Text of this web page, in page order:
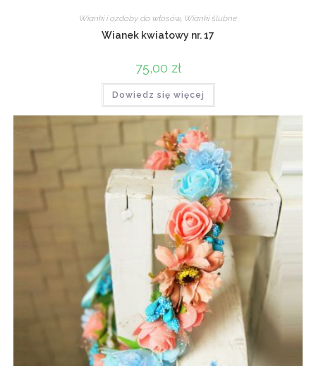
Wianki i ozdoby do włosów, Wianki ślubne
Wianek kwiatowy nr. 17
75,00 zł
Dowiedz się więcej